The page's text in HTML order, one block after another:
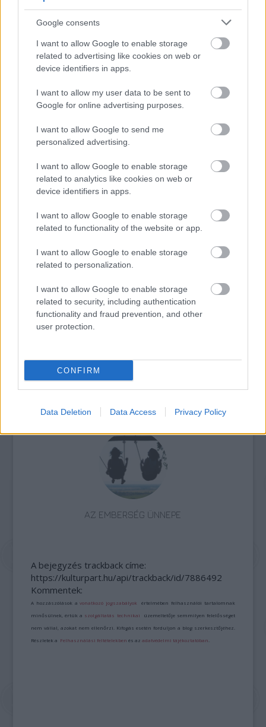
Google consents
I want to allow Google to enable storage
related to advertising like cookies on web or
device identifiers in apps.
I want to allow my user data to be sent to
Google for online advertising purposes.
I want to allow Google to send me
personalized advertising.
I want to allow Google to enable storage
related to analytics like cookies on web or
device identifiers in apps.
I want to allow Google to enable storage
related to functionality of the website or app.
I want to allow Google to enable storage
related to personalization.
I want to allow Google to enable storage
related to security, including authentication
functionality and fraud prevention, and other
user protection.
CONFIRM
Data Deletion Data Access Privacy Policy
színházépülete beázik, penészedik az
öltözője, a színpada, az archívuma, befúj a
szél a falak repedésein, a színpadtechnika
pedig bármikor megállhat. Ugyanakkor
százmilliókat költöttek gyönyörű kultúrpláza
tízmilliót pedig "használhatatlan"
megvalósíthatósági tanulmányra.
MTI
VISSZATÉRT A BETEKINTŐ A THÁLIA SZÍNHÁZBA
ÁTADTÁK A SZÍNIKRITIKUSOK DÍJÁT
AZ EMBERSÉG ÜNNEPE
A bejegyzés trackback címe:
https://kulturpart.hu/api/trackback/id/7886492
Kommentek:
A hozzászólások avonatkozó jogszabályok értelmében felhasználói tartalomnak
minősülnek, értük a szolgáltatás technikai üzemeltetője semmilyen felelősséget
nem vállal, azokat nem ellenőrzi. Kifogás esetén forduljon a blog szerkesztőjéhez.
Részletek a Felhasználási feltételekben és azadatvédelmi tájékoztatóban